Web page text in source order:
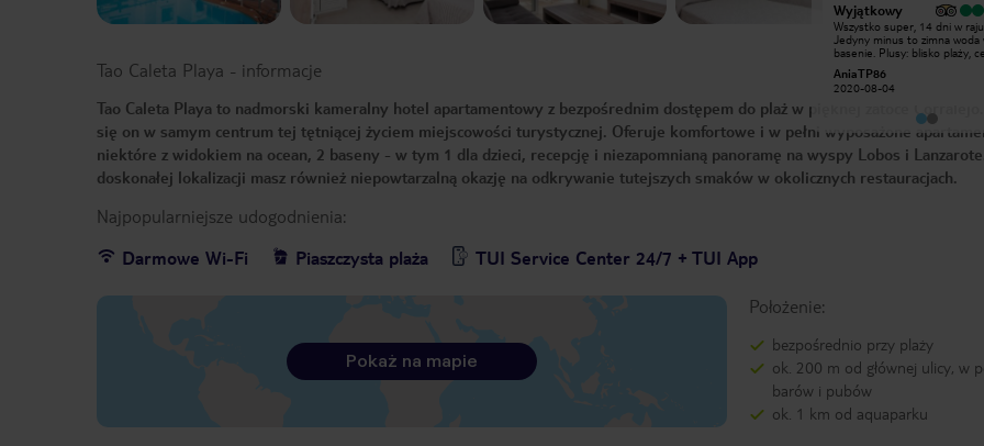
Bardzo dobry
Byliśmy w Caleta Playa na przełomie
uczucia,jednak okazały się one
niepotrzebne.Wszystko było
ok.,pokoje czyste,kuchnia jak i
naczynia również,Panie sprzątały
pokoje co 3 dzień,Pan w recepcji
specyficzny ale miły i pomocny,
basen bardzo czysty a przy basenie
zejście bezpośrednio na plaże,obok
restauracja przyklejona do Caleta -
jedzonko pyszne i super podane a
niewiele droższe.Szczerze polecam:)
Wyjątkowy
Wszystko super, 14 dni w raju.
Jedyny minus to zimna woda
basenie. Plusy: blisko plaży,
restauracji w pobliżu, miła
czysto, duza przestrzeń w
AniaTP86
2020-08-04
Tao Caleta Playa - informacje
Tao Caleta Playa to nadmorski kameralny hotel apartamentowy z bezpośrednim dostępem do plaż w pięknej zatoce
się on w samym centrum tej tętniącej życiem miejscowości turystycznej. Oferuje komfortowe i w pełni wyposażone
niektóre z widokiem na ocean, 2 baseny - w tym 1 dla dzieci, recepcję i niezapomnianą panoramę na wyspy Lobos i
doskonałej lokalizacji masz również niepowtarzalną okazję na odkrywanie tutejszych smaków w okolicznych restauracjach.
Najpopularniejsze udogodnienia:
Darmowe Wi-Fi
Piaszczysta plaża TUI Service Center 24/7 + TUI App
Położenie:
bezpośrednio przy plaży
ok. 200 m od głównej ulicy, w
barów i pubów
ok. 1 km od aquaparku
Pokaż na mapie